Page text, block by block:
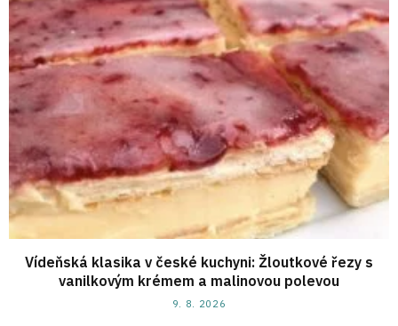
Vídeňská klasika v české kuchyni: Žloutkové řezy s
vanilkovým krémem a malinovou polevou
9. 8. 2026